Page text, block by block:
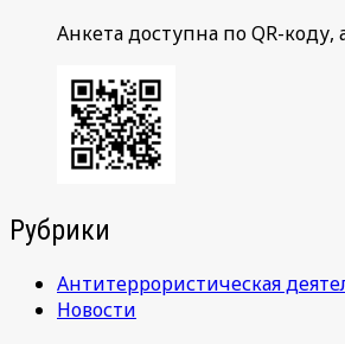
Анкета доступна по QR-
Рубрики
Антитеррористическая
Новости